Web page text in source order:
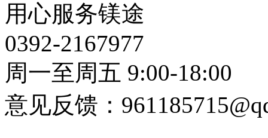
用心服务镁途
0392-2167977
周一至周五 9:00-18:00
意见反馈：